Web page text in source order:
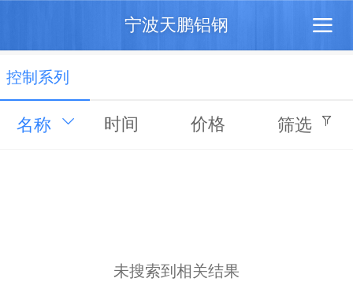
宁波天鹏铝钢
控制系列
名称 时间 价格 筛选
未搜索到相关结果